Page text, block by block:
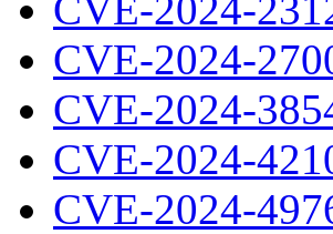
CVE-2024-
CVE-2024-
CVE-2024-
CVE-2024-